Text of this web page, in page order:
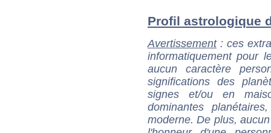
Profil astrologique
Avertissement: ces
informatiquement pour
aucun caractère
significations des
signes et/ou en
dominantes
moderne. De plus,